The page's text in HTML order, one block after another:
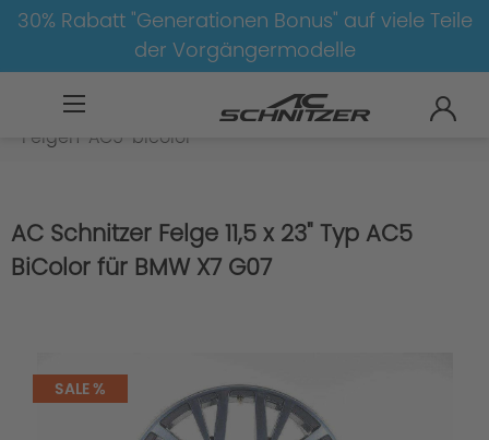
30% Rabatt "Generationen Bonus" auf viele Teile
der Vorgängermodelle
X7-G07
Felgen-AC5-bicolor
AC Schnitzer Felge 11,5 x 23" Typ AC5
BiColor für BMW X7 G07
SALE %